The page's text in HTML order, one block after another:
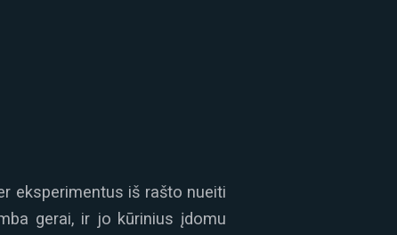
eksperimentus iš rašto nueiti
gerai, ir jo kūrinius įdomu